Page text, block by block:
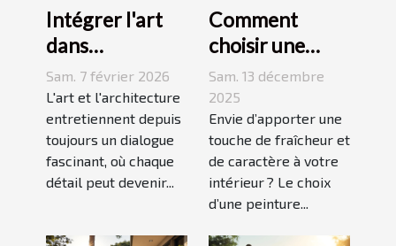
Intégrer l'art
dans
l'architecture :
escaliers
comme moyen
d'expression
Sam. 7 février 2026
L'art et l'architecture
entretiennent depuis
toujours un dialogue
fascinant, où chaque
détail peut devenir...
Comment
choisir une
peinture
moderne pour
dynamiser
votre espace ?
Sam. 13 décembre
2025
Envie d’apporter une
touche de fraîcheur et
de caractère à votre
intérieur ? Le choix
d’une peinture...